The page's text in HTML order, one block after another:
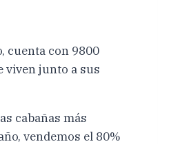
cuenta con 9800
viven junto a sus
cabañas más
vendemos el 80%